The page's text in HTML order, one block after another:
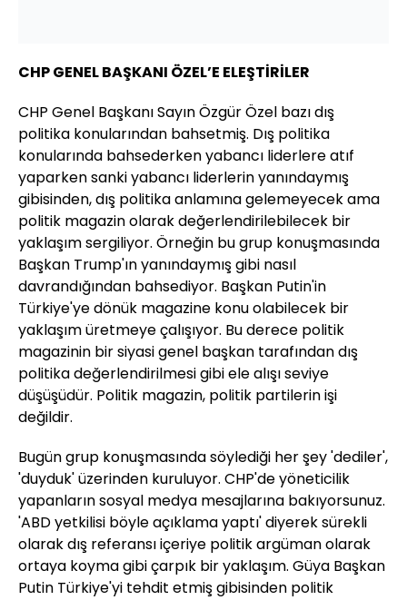
CHP GENEL BAŞKANI ÖZEL’E ELEŞTİRİLER
CHP Genel Başkanı Sayın Özgür Özel bazı dış
politika konularından bahsetmiş. Dış politika
konularında bahsederken yabancı liderlere atıf
yaparken sanki yabancı liderlerin yanındaymış
gibisinden, dış politika anlamına gelemeyecek ama
politik magazin olarak değerlendirilebilecek bir
yaklaşım sergiliyor. Örneğin bu grup konuşmasında
Başkan Trump'ın yanındaymış gibi nasıl
davrandığından bahsediyor. Başkan Putin'in
Türkiye'ye dönük magazine konu olabilecek bir
yaklaşım üretmeye çalışıyor. Bu derece politik
magazinin bir siyasi genel başkan tarafından dış
politika değerlendirilmesi gibi ele alışı seviye
düşüşüdür. Politik magazin, politik partilerin işi
değildir.
Bugün grup konuşmasında söylediği her şey 'dediler',
'duyduk' üzerinden kuruluyor. CHP'de yöneticilik
yapanların sosyal medya mesajlarına bakıyorsunuz.
'ABD yetkilisi böyle açıklama yaptı' diyerek sürekli
olarak dış referansı içeriye politik argüman olarak
ortaya koyma gibi çarpık bir yaklaşım. Güya Başkan
Putin Türkiye'yi tehdit etmiş gibisinden politik